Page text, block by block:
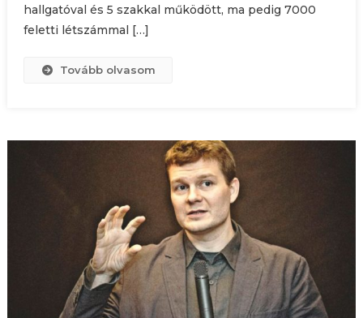
hallgatóval és 5 szakkal működött, ma pedig 7000
feletti létszámmal […]
Tovább olvasom